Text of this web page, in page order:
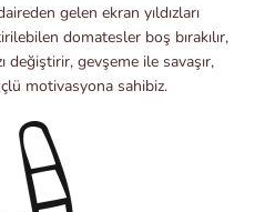
gelen ekran yıldızları
domatesler boş bırakılır,
değiştirir, gevşeme ile savaşır,
motivasyona sahibiz.